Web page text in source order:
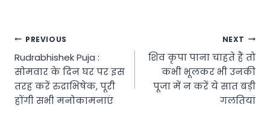
Post
navigation
PREVIOUS
Rudrabhishek Puja :
सोमवार के दिन घर पर इस
तरह करें रुद्राभिषेक, पूरी
होंगी सभी मनोकामनाएं
NEXT
शिव कृपा पाना चाहते हैं तो
कभी भूलकर भी उनकी
पूजा में न करें ये सात बड़ी
ग​लतियां